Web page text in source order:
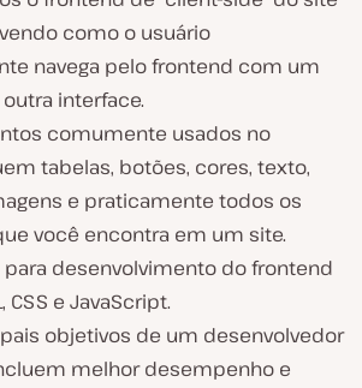
como o usuário
navega pelo frontend com um
interface.
comumente usados no
tabelas, botões, cores, texto,
e praticamente todos os
você encontra em um site.
para desenvolvimento do frontend
CSS e JavaScript.
objetivos de um desenvolvedor
melhor desempenho e